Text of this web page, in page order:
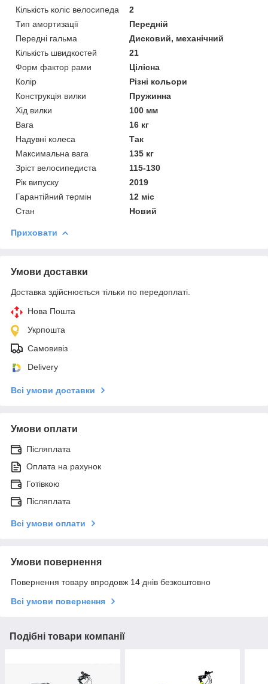
Кількість коліс велосипеда
2
Тип амортизації
Передній
Передні гальма
Дисковий, механічний
Кількість швидкостей
21
Форм фактор рами
Цілісна
Колір
Різні кольори
Конструкція вилки
Пружинна
Хід вилки
100 мм
Вага
16 кг
Надувні колеса
Так
Максимальна вага
135 кг
Зріст велосипедиста
115-130
Рік випуску
2019
Гарантійний термін
12 міс
Стан
Новий
Приховати
Умови доставки
Доставка здійснюється тільки по передоплаті.
Нова Пошта
Укрпошта
Самовивіз
Delivery
Всі умови доставки
Умови оплати
Післяплата
Оплата на рахунок
Готівкою
Післяплата
Всі умови оплати
Умови повернення
Повернення товару впродовж 14 днів безкоштовно
Всі умови повернення
Подібні товари компанії